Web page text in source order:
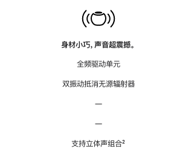
身材小巧，声音超震撼。
全频驱动单元
双振动抵消无源辐射器
—
—
支持立体声组合脚
²